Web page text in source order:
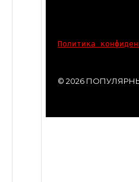
Политика
© 2026